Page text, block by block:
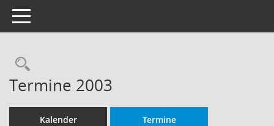
Toggle navigation
Rechercheauswahl
Termine 2003
Kalender Termine